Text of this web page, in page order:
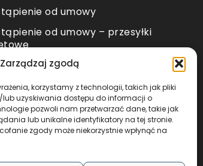
Zarządzaj zgodą
korzystamy z technologii, takich jak pliki
uzyskiwania dostępu do informacji o
pozwoli nam przetwarzać dane, takie jak
lub unikalne identyfikatory na tej stronie.
zgody może niekorzystnie wpłynąć na
od umowy
od umowy – przesyłki
PŁATNOŚCI